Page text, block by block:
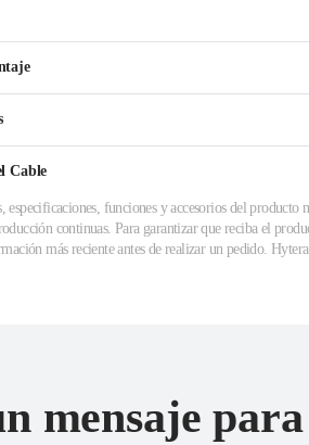
Cable
especificaciones, funciones y accesorios del producto
continuas. Para garantizar que reciba el
más reciente antes de realizar un pedido.
mensaje